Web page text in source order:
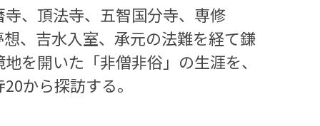
、頂法寺、五智国分寺、専修
、吉水入室、承元の法難を経て鎌
を開いた「非僧非俗」の生涯を、
から探訪する。